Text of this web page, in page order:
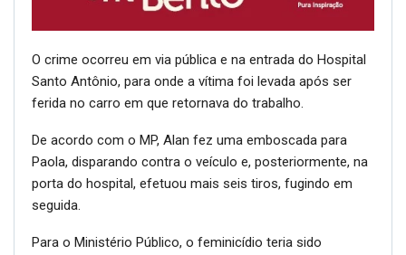
O crime ocorreu em via pública e na entrada do Hospital
Santo Antônio, para onde a vítima foi levada após ser
ferida no carro em que retornava do trabalho.
De acordo com o MP, Alan fez uma emboscada para
Paola, disparando contra o veículo e, posteriormente, na
porta do hospital, efetuou mais seis tiros, fugindo em
seguida.
Para o Ministério Público, o feminicídio teria sido